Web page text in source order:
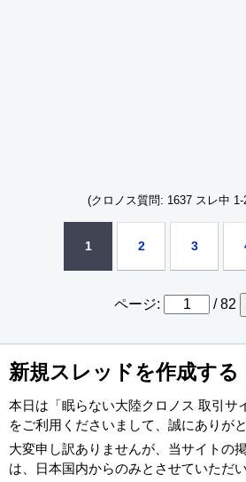
(クロノス質問: 1637 スレ中
1 2 3
ページ: / 82
新規スレッドを作成する
本日は「眠らない大陸クロノス 取引サ
をご利用くださいまして、誠にありが
大変申し訳ありませんが、当サイトの
は、日本国内からのみとさせていただ